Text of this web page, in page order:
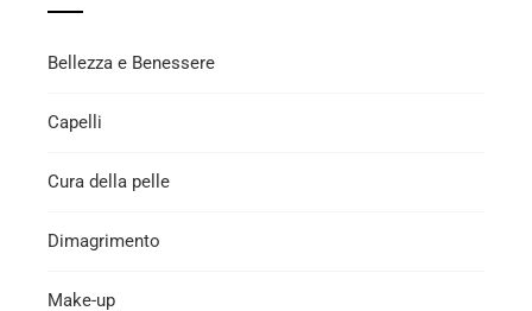
Bellezza e Benessere
Capelli
Cura della pelle
Dimagrimento
Make-up